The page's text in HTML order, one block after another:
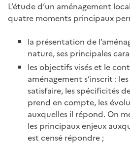
L’étude d’un aménagement
quatre moments principaux
la présentation de
nature, ses principales
les objectifs visés et le
aménagement s’inscrit :
satisfaire, les spécificités
prend en compte, les
auxquelles il répond. On
les principaux enjeux
est censé répondre ;